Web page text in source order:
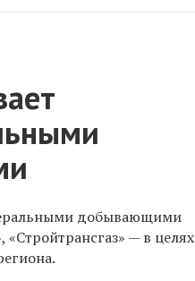
добывающими
— в целях